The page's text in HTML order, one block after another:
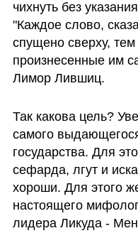
чихнуть без
"Каждое слово,
спущено сверху,
произнесенные им
Лимор Лившиц.
Так какова цель?
самого
государства. Для
сефарда, лгут и
хороши. Для этого
настоящего
лидера Ликуда -